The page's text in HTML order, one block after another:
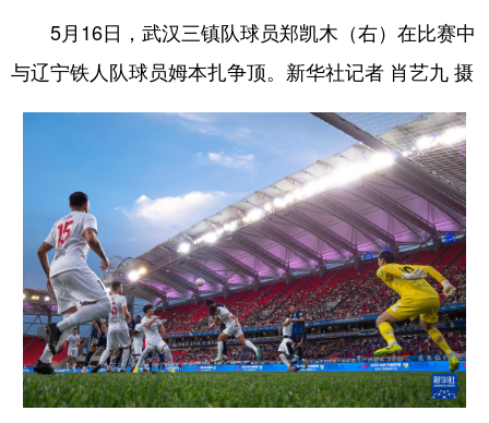
陕西 甘肃 青海 宁夏
新疆 内蒙古 黑龙江
English Español Français عربى
Русский язык 日本語 한국어
Deutsch Português
5月16日，武汉三镇队球员郑凯木（右）在比赛中
与辽宁铁人队球员姆本扎争顶。新华社记者 肖艺九 摄